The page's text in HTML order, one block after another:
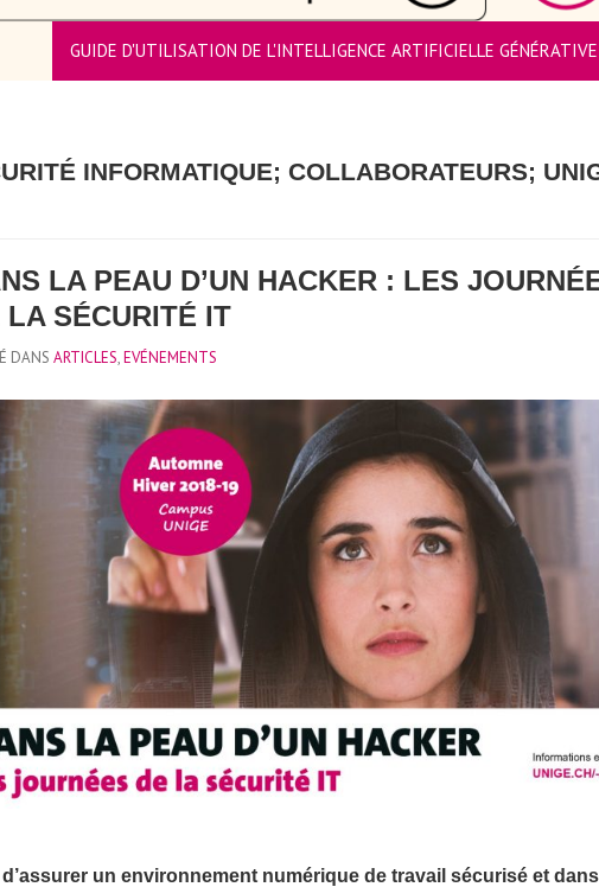
GUIDE D'UTILISATION DE L'INTELLIGENCE ARTIFICIELLE
INFORMATIQUE; COLLABORATEURS;
LA PEAU D’UN HACKER : LES
LA SÉCURITÉ IT
DANS ARTICLES,EVÉNEMENTS
un environnement numérique de travail sécurisé et